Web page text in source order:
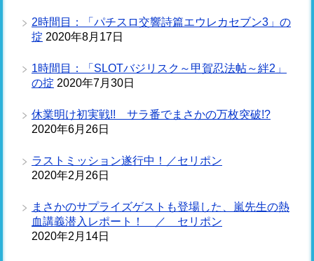
2時間目：「パチスロ交響詩篇エウレカセブン3」の
掟 2020年8月17日
1時間目：「SLOTバジリスク～甲賀忍法帖～絆2」
の掟 2020年7月30日
休業明け初実戦!! サラ番でまさかの万枚突破!?
2020年6月26日
ラストミッション遂行中！／セリポン
2020年2月26日
まさかのサプライズゲストも登場した、嵐先生の熱
血講義潜入レポート！ ／ セリポン
2020年2月14日